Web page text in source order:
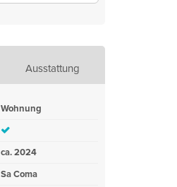
Ausstattung
Wohnung
ca. 2024
Sa Coma